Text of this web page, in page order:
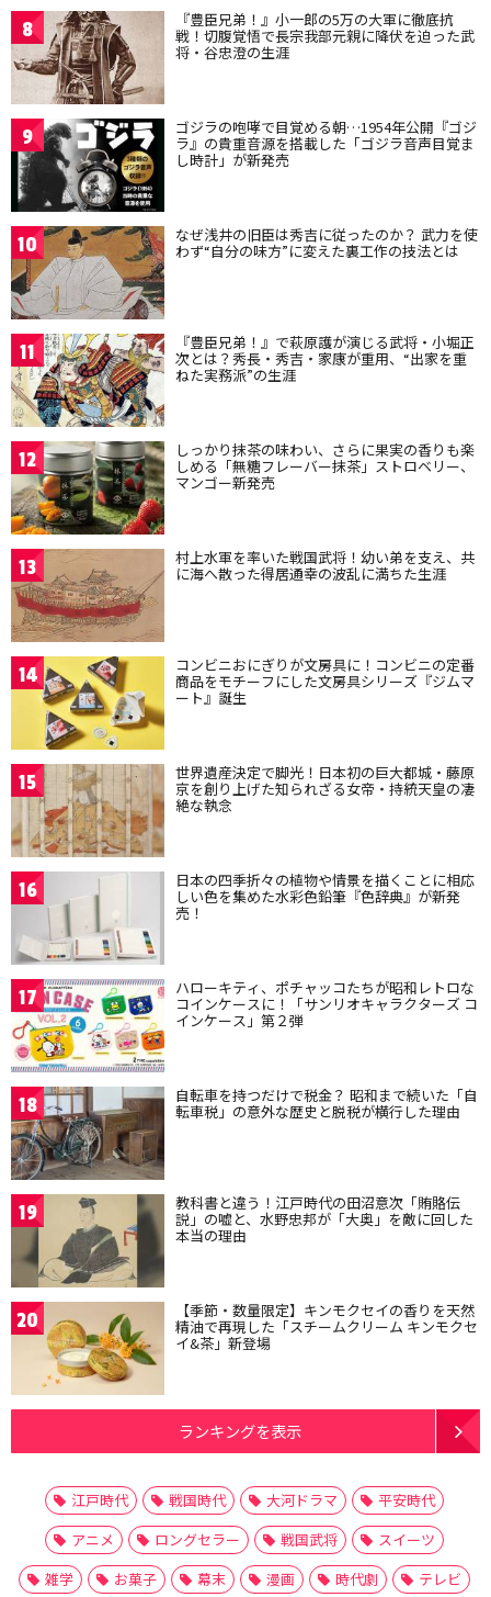
8 『豊臣兄弟！』小一郎の5万の大軍に徹底抗
戦！切腹覚悟で長宗我部元親に降伏を迫った武
将・谷忠澄の生涯
9 ゴジラの咆哮で目覚める朝…1954年公開『ゴジ
ラ』の貴重音源を搭載した「ゴジラ音声目覚ま
し時計」が新発売
10 なぜ浅井の旧臣は秀吉に従ったのか？ 武力を使
わず“自分の味方”に変えた裏工作の技法とは
11 『豊臣兄弟！』で萩原護が演じる武将・小堀正
次とは？秀長・秀吉・家康が重用、“出家を重
ねた実務派”の生涯
12 しっかり抹茶の味わい、さらに果実の香りも楽
しめる「無糖フレーバー抹茶」ストロベリー、
マンゴー新発売
13 村上水軍を率いた戦国武将！幼い弟を支え、共
に海へ散った得居通幸の波乱に満ちた生涯
14 コンビニおにぎりが文房具に！コンビニの定番
商品をモチーフにした文房具シリーズ『ジムマ
ート』誕生
15 世界遺産決定で脚光！日本初の巨大都城・藤原
京を創り上げた知られざる女帝・持統天皇の凄
絶な執念
16 日本の四季折々の植物や情景を描くことに相応
しい色を集めた水彩色鉛筆『色辞典』が新発
売！
17 ハローキティ、ポチャッコたちが昭和レトロな
コインケースに！「サンリオキャラクターズ コ
インケース」第２弾
18 自転車を持つだけで税金？ 昭和まで続いた「自
転車税」の意外な歴史と脱税が横行した理由
19 教科書と違う！江戸時代の田沼意次「賄賂伝
説」の嘘と、水野忠邦が「大奥」を敵に回した
本当の理由
20 【季節・数量限定】キンモクセイの香りを天然
精油で再現した「スチームクリーム キンモクセ
イ&茶」新登場
ランキングを表示
江戸時代 戦国時代 大河ドラマ
平安時代
アニメ
ロングセラー 戦国武将
スイーツ
雑学
お菓子 幕末 漫画 時代劇
テレビ